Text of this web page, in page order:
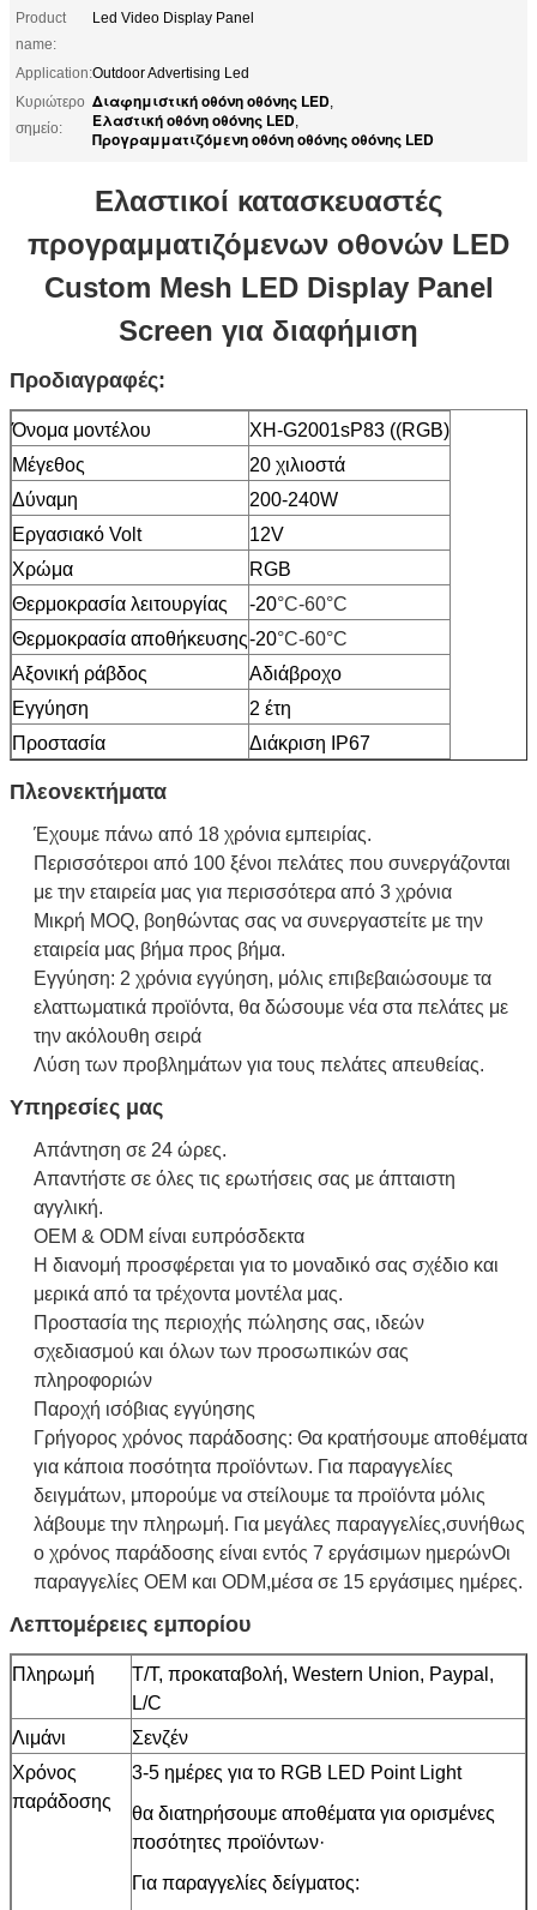
Product
name:
Led Video Display Panel
Application:Outdoor Advertising Led
Κυριώτερο
σημείο:
Διαφημιστική οθόνη οθόνης LED,
Ελαστική οθόνη οθόνης LED,
Προγραμματιζόμενη οθόνη οθόνης οθόνης LED
Ελαστικοί κατασκευαστές
προγραμματιζόμενων οθονών LED
Custom Mesh LED Display Panel
Screen για διαφήμιση
Προδιαγραφές:
Όνομα μοντέλου
XH-G2001sP83 ((RGB)
Μέγεθος
20 χιλιοστά
Δύναμη
200-240W
Εργασιακό Volt
12V
Χρώμα
RGB
Θερμοκρασία λειτουργίας
-20°C-60°C
Θερμοκρασία αποθήκευσης-20°C-60°C
Αξονική ράβδος
Αδιάβροχο
Εγγύηση
2 έτη
Προστασία
Διάκριση IP67
Πλεονεκτήματα
Έχουμε πάνω από 18 χρόνια εμπειρίας.
Περισσότεροι από 100 ξένοι πελάτες που συνεργάζονται
με την εταιρεία μας για περισσότερα από 3 χρόνια
Μικρή MOQ, βοηθώντας σας να συνεργαστείτε με την
εταιρεία μας βήμα προς βήμα.
Εγγύηση: 2 χρόνια εγγύηση, μόλις επιβεβαιώσουμε τα
ελαττωματικά προϊόντα, θα δώσουμε νέα στα πελάτες με
την ακόλουθη σειρά
Λύση των προβλημάτων για τους πελάτες απευθείας.
Υπηρεσίες μας
Απάντηση σε 24 ώρες.
Απαντήστε σε όλες τις ερωτήσεις σας με άπταιστη
αγγλική.
OEM & ODM είναι ευπρόσδεκτα
Η διανομή προσφέρεται για το μοναδικό σας σχέδιο και
μερικά από τα τρέχοντα μοντέλα μας.
Προστασία της περιοχής πώλησης σας, ιδεών
σχεδιασμού και όλων των προσωπικών σας
πληροφοριών
Παροχή ισόβιας εγγύησης
Γρήγορος χρόνος παράδοσης: Θα κρατήσουμε αποθέματα
για κάποια ποσότητα προϊόντων. Για παραγγελίες
δειγμάτων, μπορούμε να στείλουμε τα προϊόντα μόλις
λάβουμε την πληρωμή. Για μεγάλες παραγγελίες,συνήθως
ο χρόνος παράδοσης είναι εντός 7 εργάσιμων ημερώνΟι
παραγγελίες OEM και ODM,μέσα σε 15 εργάσιμες ημέρες.
Λεπτομέρειες εμπορίου
Πληρωμή
Τ/Τ, προκαταβολή, Western Union, Paypal,
L/C
Λιμάνι
Σενζέν
Χρόνος
παράδοσης
3-5 ημέρες για το RGB LED Point Light
θα διατηρήσουμε αποθέματα για ορισμένες
ποσότητες προϊόντων·
Για παραγγελίες δείγματος: